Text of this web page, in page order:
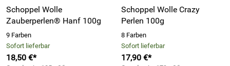
Schoppel Wolle
Zauberperlen® Hanf 100g
9 Farben
Sofort lieferbar
18,50 €*
Schoppel Wolle Crazy
Perlen 100g
8 Farben
Sofort lieferbar
17,90 €*